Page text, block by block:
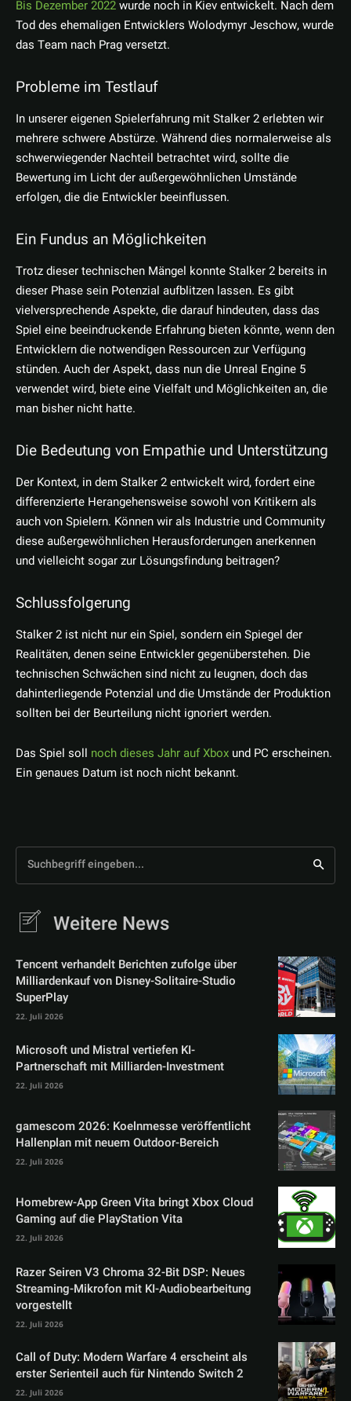
Bis Dezember 2022wurde noch in Kiev entwickelt. Nach dem
Tod des ehemaligen Entwicklers Wolodymyr Jeschow, wurde
das Team nach Prag versetzt.
Probleme im Testlauf
In unserer eigenen Spielerfahrung mit Stalker 2 erlebten wir
mehrere schwere Abstürze. Während dies normalerweise als
schwerwiegender Nachteil betrachtet wird, sollte die
Bewertung im Licht der außergewöhnlichen Umstände
erfolgen, die die Entwickler beeinflussen.
Ein Fundus an Möglichkeiten
Trotz dieser technischen Mängel konnte Stalker 2 bereits in
dieser Phase sein Potenzial aufblitzen lassen. Es gibt
vielversprechende Aspekte, die darauf hindeuten, dass das
Spiel eine beeindruckende Erfahrung bieten könnte, wenn den
Entwicklern die notwendigen Ressourcen zur Verfügung
stünden. Auch der Aspekt, dass nun die Unreal Engine 5
verwendet wird, biete eine Vielfalt und Möglichkeiten an, die
man bisher nicht hatte.
Die Bedeutung von Empathie und Unterstützung
Der Kontext, in dem Stalker 2 entwickelt wird, fordert eine
differenzierte Herangehensweise sowohl von Kritikern als
auch von Spielern. Können wir als Industrie und Community
diese außergewöhnlichen Herausforderungen anerkennen
und vielleicht sogar zur Lösungsfindung beitragen?
Schlussfolgerung
Stalker 2 ist nicht nur ein Spiel, sondern ein Spiegel der
Realitäten, denen seine Entwickler gegenüberstehen. Die
technischen Schwächen sind nicht zu leugnen, doch das
dahinterliegende Potenzial und die Umstände der Produktion
sollten bei der Beurteilung nicht ignoriert werden.
Das Spiel soll noch dieses Jahr auf Xbox und PC erscheinen.
Ein genaues Datum ist noch nicht bekannt.
Suchbegriff eingeben...
Weitere News
Tencent verhandelt Berichten zufolge über
Milliardenkauf von Disney-Solitaire-Studio
SuperPlay
22. Juli 2026
Microsoft und Mistral vertiefen KI-
Partnerschaft mit Milliarden-Investment
22. Juli 2026
gamescom 2026: Koelnmesse veröffentlicht
Hallenplan mit neuem Outdoor-Bereich
22. Juli 2026
Homebrew-App Green Vita bringt Xbox Cloud
Gaming auf die PlayStation Vita
22. Juli 2026
Razer Seiren V3 Chroma 32-Bit DSP: Neues
Streaming-Mikrofon mit KI-Audiobearbeitung
vorgestellt
22. Juli 2026
Call of Duty: Modern Warfare 4 erscheint als
erster Serienteil auch für Nintendo Switch 2
22. Juli 2026